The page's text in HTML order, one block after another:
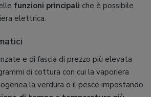
funzioni principali che è possibile
elettrica.
e di fascia di prezzo più elevata
di cottura con cui la vaporiera
la verdura o il pesce impostando